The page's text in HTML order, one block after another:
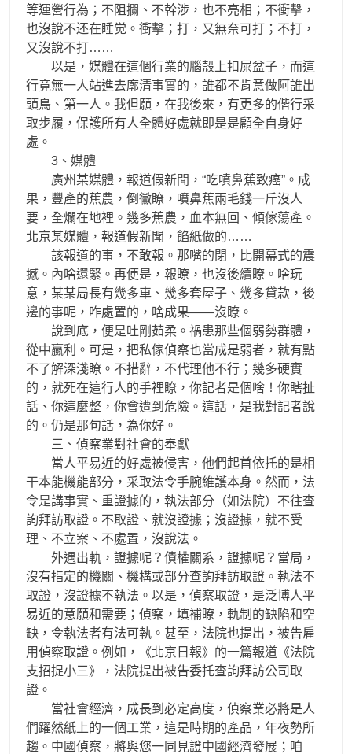
等運營行為；不阻攔、不幹涉，也不亮相；不衝擊，
也沒說不还在睡觉。衝擊；打，又無奈可打；不打，
又沒說不打……
以是，媒體在這個行業的腦殼上扣屎盆子，而這
行竟無一人站進去廓清事實的，誰都不肯意做阿誰出
頭鳥、第一人。我但願，在我後來，有更多的偕行采
取步履，保護所有人全體好處就即是是顧全自身好
處。
3、媒體
廣州某媒體，報道假新聞，“吃噴鼻蕉致癌”。成
果，豐產的蕉農，倒黴瞭，噴鼻蕉兩毛錢一斤沒人
要，全爛在地裡。幾多蕉農，血本無回、傾傢蕩產。
北京某媒體，報道假新聞，餡紙做的……
該報道的事，不敢報。那嘴的閉，比開幕式的震
撼。內啥還緊。再便是，報瞭，也沒後續瞭。啥玩
意，某某局長有幾多車、幾多套屋子、幾多貸款，後
邊的事呢，咋處置的，啥成果——沒瞭。
說到底，便是吐剛茹柔。禍患那些個弱勢群體，
從中贏利。可是，把私傢偵察也當成是弱者，就有點
不了解深淺瞭。不措辭，不代理他不行；幾多硬實
的，就死在這行人的手裡瞭，你記者是個啥！你瞎扯
話、你這麼整，你會遭到危險。這話，是我對記者說
的。仍是那句話，為你好。
三、偵察業對社會的奉獻
當人平易近的好處被侵害，他們起首依托的是相
干本能機能部分，采取法令手腕維護本身。然而，法
令是講事實、重證據的，執法部分（如法院）不往查
詢拜訪取證。不取證、就沒證據；沒證據，就不受
理、不立案、不處置，沒說法。
外遇出軌，證據呢？債權關系，證據呢？當局，
沒有指定的機關、機構或部分查詢拜訪取證。執法不
取證，沒證據不執法。以是，偵察取證，是泛博人平
易近的意願和需要；偵察，填補瞭，軌制的缺陷和空
缺，令執法者有法可執。甚至，法院也提出，被告雇
用偵察取證。例如，《北京日報》的一篇報道《法院
支招捉小三》，法院提出被告委托查詢拜訪公司取
證。
當社會經濟，成長到必定高度，偵察業必將是人
們躍然紙上的一個工業，這是時期的產品，年夜勢所
趨。中國偵察，將與您一同見證中國經濟發展；咱